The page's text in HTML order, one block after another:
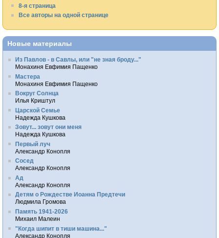
8-я страница
Все авторы на одной странице
Новые материалы
Из Павлов - в Савлы, или "не зная броду..."
Монахиня Евфимия Пащенко
Мастера
Монахиня Евфимия Пащенко
Вокруг Солнца
Илья Криштул
Царской Семье
Надежда Кушкова
Зовут... зовут они меня
Надежда Кушкова
Первый луч
Александр Конопля
Сосед
Александр Конопля
Ад
Александр Конопля
Детям о Рождестве Иоанна Предтечи
Людмила Громова
Память 1941-2026
Михаил Малеин
"Когда шипит в тиши машина..."
Александр Конопля